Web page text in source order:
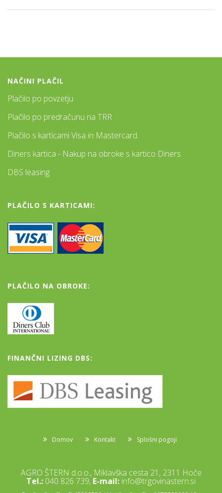
NAČINI PLAČIL
Plačilo po povzetju
Plačilo po predračunu na TRR
Plačilo s karticami Visa in Mastercard.
Diners kartica - Nakup na obroke s kartico Diners
DBS leasing
PLAČILO S KARTICAMI:
PLAČILO NA OBROKE:
FINANČNI LIZING DBS:
Domov Kontakt Splošni pogoji
AGRO ŠTERN d.o.o., Miklavška cesta 21, 2311 Hoče
Tel.: 040 826 739, E-mail: info@trgovinastern.si